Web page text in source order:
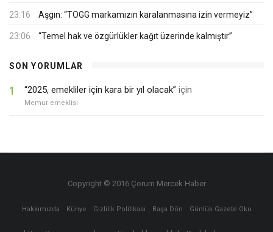
23:16 Aşgın: “TOGG markamızın karalanmasına izin vermeyiz”
23:06 “Temel hak ve özgürlükler kağıt üzerinde kalmıştır”
SON YORUMLAR
1 “2025, emekliler için kara bir yıl olacak” için
Memur emeklisi
Copyright © 2016 Çorum Mercek Haber
Hakkımızda Künye Gizlilik Politikası Başa Dön Günlük Gazete Oku